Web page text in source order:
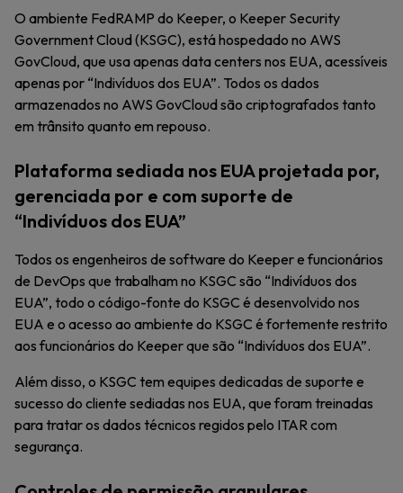
O ambiente FedRAMP do Keeper, o Keeper Security
Government Cloud (KSGC), está hospedado no AWS
GovCloud, que usa apenas data centers nos EUA, acessíveis
apenas por “Indivíduos dos EUA”. Todos os dados
armazenados no AWS GovCloud são criptografados tanto
em trânsito quanto em repouso.
Plataforma sediada nos EUA projetada por,
gerenciada por e com suporte de
“Indivíduos dos EUA”
Todos os engenheiros de software do Keeper e funcionários
de DevOps que trabalham no KSGC são “Indivíduos dos
EUA”, todo o código-fonte do KSGC é desenvolvido nos
EUA e o acesso ao ambiente do KSGC é fortemente restrito
aos funcionários do Keeper que são “Indivíduos dos EUA”.
Além disso, o KSGC tem equipes dedicadas de suporte e
sucesso do cliente sediadas nos EUA, que foram treinadas
para tratar os dados técnicos regidos pelo ITAR com
segurança.